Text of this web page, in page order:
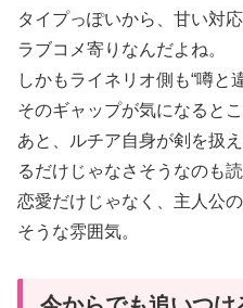
タイプっぽいから、甘い対
ラブコメ寄りなんだよね。
しかもライネリオ側も“噂と
そのギャップが気になるとこ
あと、ルチア自身が剣を扱
るだけじゃなさそうなのも読
恋愛だけじゃなく、主人公
そうな雰囲気。